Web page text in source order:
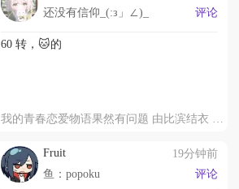
还没有信仰_(:з」∠)_
评论
60 转，🐱的
Fruit
19分钟前
鱼：popoku
评论